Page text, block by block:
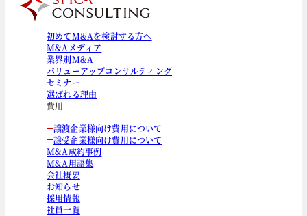
初めてM&Aを検討する方へ
M&Aメディア
業界別M&A
バリューアップコンサルティング
セミナー
選ばれる理由
費用
譲渡企業様向け費用について
譲受企業様向け費用について
M&A成約事例
M&A用語集
会社概要
お知らせ
採用情報
社員一覧